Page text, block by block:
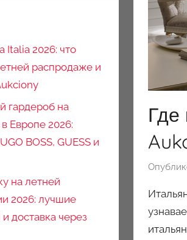
Где
Italia 2026: что
распродаже и
гардероб на
Европе 2026:
BOSS, GUESS и
на летней
2026: лучшие
доставка через